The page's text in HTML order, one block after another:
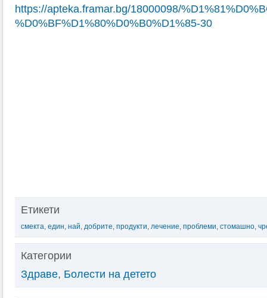
https://apteka.framar.bg/18000098/
%D0%BF%D1%80%D0%B0%D1%85-30
Етикети
смекта, един, най, добрите, продукти, лечение, проблеми, стомашно,
Категории
Здраве, Болести на детето